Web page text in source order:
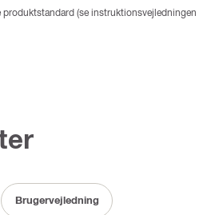
(se instruktionsvejledningen
Brugervejledning